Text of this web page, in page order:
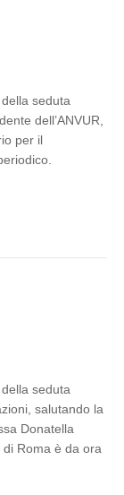
seduta
dell’ANVUR,
per il
seduta
salutando la
Donatella
di Roma è da ora